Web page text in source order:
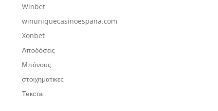
Winbet
winuniquecasinoespana.com
Xonbet
Αποδόσεις
Μπόνους
στοιχηματικες
Текста